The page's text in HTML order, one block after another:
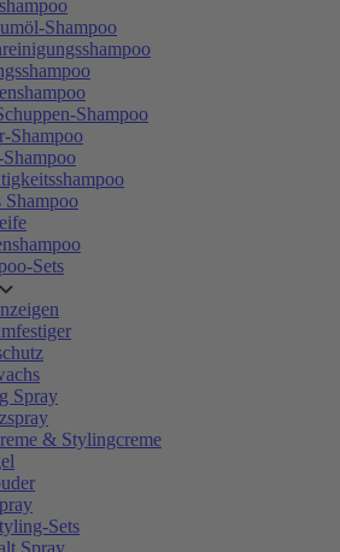
Shampoo
Shampoo
Shampoo
Shampoo
Sets
Spray
& Stylingcreme
Sets
Spray